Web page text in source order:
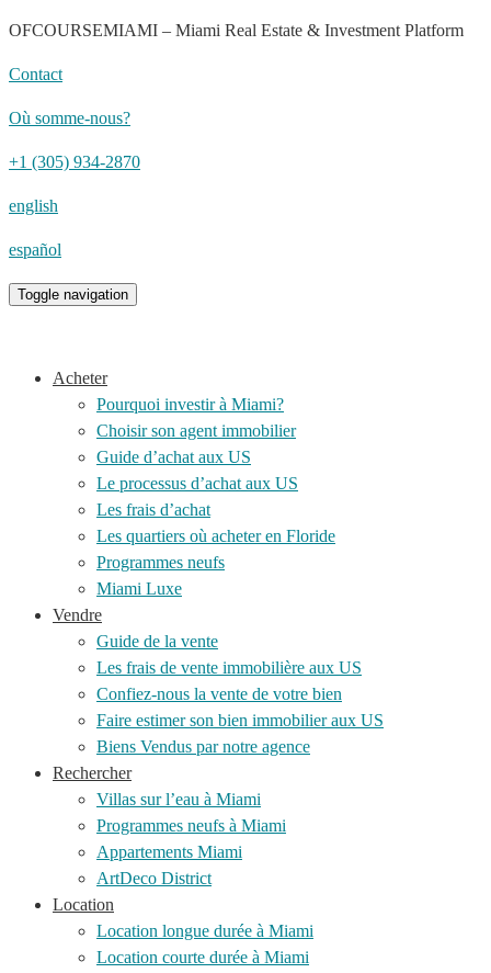
OFCOURSEMIAMI – Miami Real Estate & Investment Platform
Contact
Où somme-nous?
+1 (305) 934-2870
english
español
Toggle navigation
Acheter
Pourquoi investir à Miami?
Choisir son agent immobilier
Guide d’achat aux US
Le processus d’achat aux US
Les frais d’achat
Les quartiers où acheter en Floride
Programmes neufs
Miami Luxe
Vendre
Guide de la vente
Les frais de vente immobilière aux US
Confiez-nous la vente de votre bien
Faire estimer son bien immobilier aux US
Biens Vendus par notre agence
Rechercher
Villas sur l’eau à Miami
Programmes neufs à Miami
Appartements Miami
ArtDeco District
Location
Location longue durée à Miami
Location courte durée à Miami